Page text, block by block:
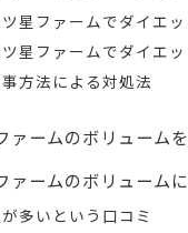
星ファームでダイエ
星ファームでダイエ
方法による対処法
ァームのボリューム
ァームのボリューム
多いという口コミ